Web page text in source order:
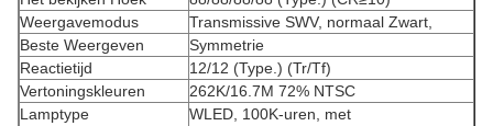
Weergavemodus
Transmissive SWV, normaal Zwart,
Beste Weergeven
Symmetrie
Reactietijd
12/12 (Type.) (Tr/Tf)
Vertoningskleuren
262K/16.7M 72% NTSC
Lamptype
WLED, 100K-uren, met